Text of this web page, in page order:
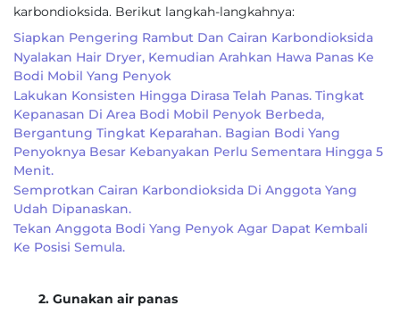
karbondioksida. Berikut langkah-langkahnya:
Siapkan Pengering Rambut Dan Cairan Karbondioksida
Nyalakan Hair Dryer, Kemudian Arahkan Hawa Panas Ke
Bodi Mobil Yang Penyok
Lakukan Konsisten Hingga Dirasa Telah Panas. Tingkat
Kepanasan Di Area Bodi Mobil Penyok Berbeda,
Bergantung Tingkat Keparahan. Bagian Bodi Yang
Penyoknya Besar Kebanyakan Perlu Sementara Hingga 5
Menit.
Semprotkan Cairan Karbondioksida Di Anggota Yang
Udah Dipanaskan.
Tekan Anggota Bodi Yang Penyok Agar Dapat Kembali
Ke Posisi Semula.
2. Gunakan air panas